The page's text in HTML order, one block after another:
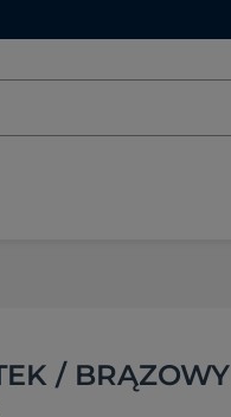
/ BRĄZOWY